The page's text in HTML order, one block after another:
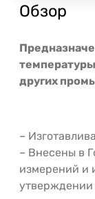
Обзор
других
–
– Внесены в
измерений и
утверждении